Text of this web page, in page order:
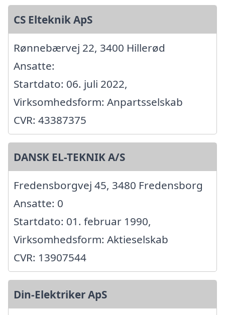
CS Elteknik ApS
Rønnebærvej 22, 3400 Hillerød
Ansatte:
Startdato: 06. juli 2022,
Virksomhedsform: Anpartsselskab
CVR: 43387375
DANSK EL-TEKNIK A/S
Fredensborgvej 45, 3480 Fredensborg
Ansatte: 0
Startdato: 01. februar 1990,
Virksomhedsform: Aktieselskab
CVR: 13907544
Din-Elektriker ApS